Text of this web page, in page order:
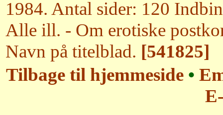
1984. Antal sider: 120
Alle ill. - Om erotiske
Navn på titelblad. [541825]
Tilbage til hjemmeside •